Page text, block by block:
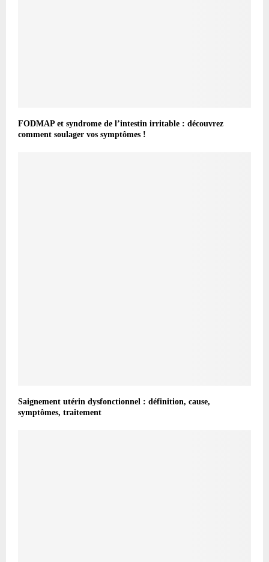
FODMAP et syndrome de l’intestin irritable : découvrez
comment soulager vos symptômes !
Saignement utérin dysfonctionnel : définition, cause,
symptômes, traitement